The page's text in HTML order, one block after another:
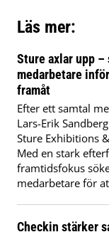
Läs mer:
Sture axlar upp
medarbetare
framåt
Efter ett samtal
Lars-Erik
Sture Exhibitions
Med en stark
framtidsfokus
medarbetare för
Checkin stärker